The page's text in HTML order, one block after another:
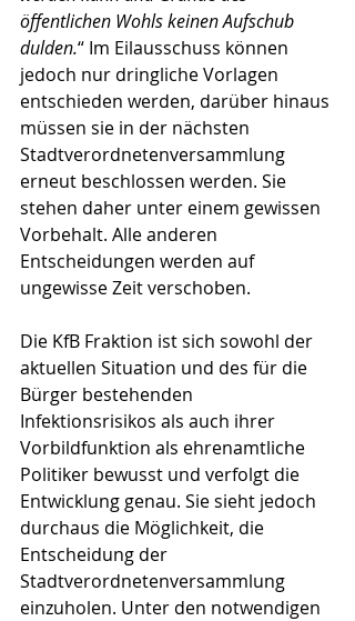
öffentlichen Wohls keinen Aufschub
dulden.“ Im Eilausschuss können
jedoch nur dringliche Vorlagen
entschieden werden, darüber hinaus
müssen sie in der nächsten
Stadtverordnetenversammlung
erneut beschlossen werden. Sie
stehen daher unter einem gewissen
Vorbehalt. Alle anderen
Entscheidungen werden auf
ungewisse Zeit verschoben.
Die KfB Fraktion ist sich sowohl der
aktuellen Situation und des für die
Bürger bestehenden
Infektionsrisikos als auch ihrer
Vorbildfunktion als ehrenamtliche
Politiker bewusst und verfolgt die
Entwicklung genau. Sie sieht jedoch
durchaus die Möglichkeit, die
Entscheidung der
Stadtverordnetenversammlung
einzuholen. Unter den notwendigen